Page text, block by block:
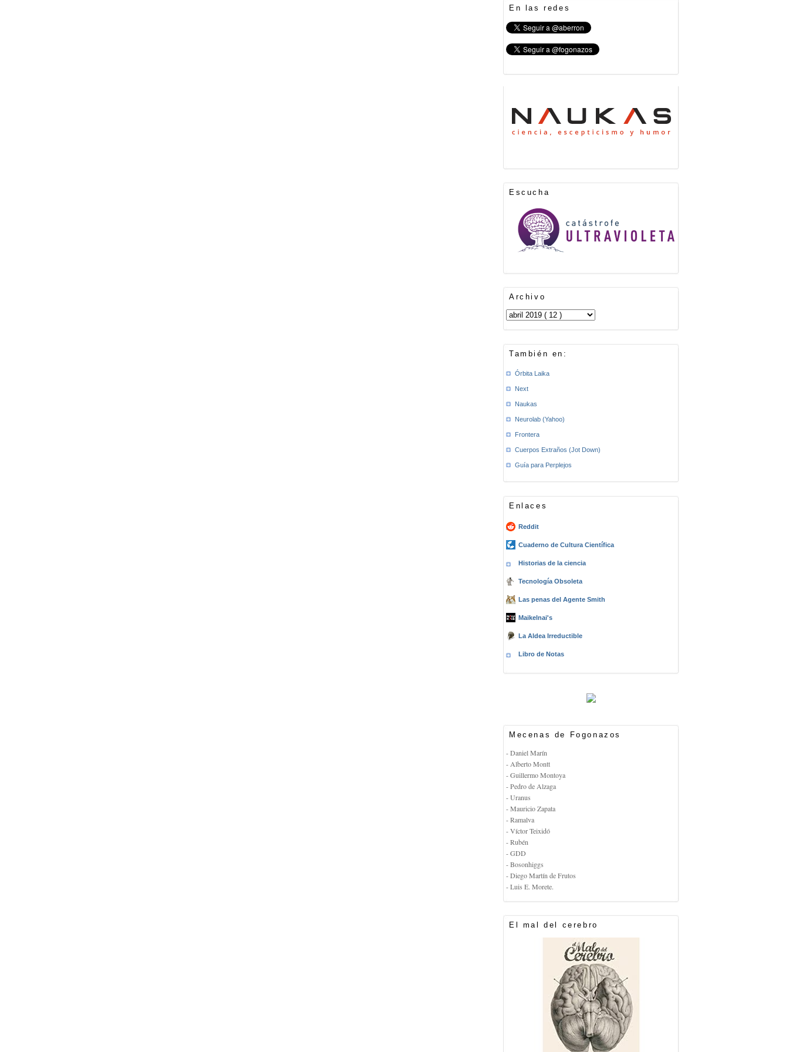
En las redes
Escucha
Archivo
También en:
Órbita Laika
Next
Naukas
Neurolab (Yahoo)
Frontera
Cuerpos Extraños (Jot Down)
Guía para Perplejos
Enlaces
Reddit
Cuaderno de Cultura Científica
Historias de la ciencia
Tecnología Obsoleta
Las penas del Agente Smith
Maikelnai's
La Aldea Irreductible
Libro de Notas
Mecenas de Fogonazos
- Daniel Marín
- Alberto Montt
- Guillermo Montoya
- Pedro de Alzaga
- Uranus
- Mauricio Zapata
- Ramalva
- Víctor Teixidó
- Rubén
- GDD
- Bosonhiggs
- Diego Martín de Frutos
- Luis E. Morete.
El mal del cerebro